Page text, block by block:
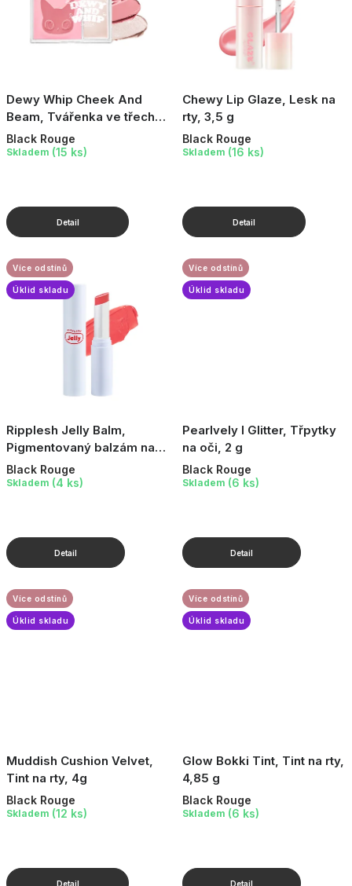
Dewy Whip Cheek And
Beam, Tvářenka ve třech
odstínech, 15 g
Black Rouge
Skladem (15 ks)
Chewy Lip Glaze, Lesk na
rty, 3,5 g
Black Rouge
Skladem (16 ks)
Ripplesh Jelly Balm,
Pigmentovaný balzám na
rty, 3,3 g
Více odstínů
Úklid skladu
Black Rouge
Skladem (4 ks)
Pearlvely I Glitter, Třpytky
na oči, 2 g
Více odstínů
Úklid skladu
Black Rouge
Skladem (6 ks)
Muddish Cushion Velvet,
Tint na rty, 4g
Více odstínů
Úklid skladu
Black Rouge
Skladem (12 ks)
Glow Bokki Tint, Tint na rty,
4,85 g
Více odstínů
Úklid skladu
Black Rouge
Skladem (6 ks)